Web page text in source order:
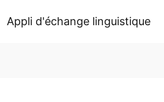
Appli d'échange linguistique